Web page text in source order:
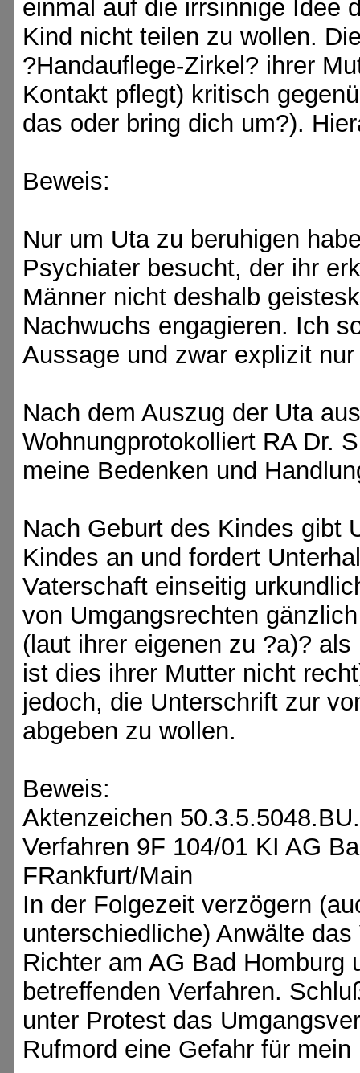
einmal auf die irrsinnige Idee
Kind nicht teilen zu wollen.
?Handauflege-Zirkel? ihrer
Kontakt pflegt) kritisch
das oder bring dich um?).
Beweis:
Nur um Uta zu beruhigen
Psychiater besucht, der ihr
Männer nicht deshalb
Nachwuchs engagieren. Ich
Aussage und zwar explizit nur
Nach dem Auszug der Uta
Wohnungprotokolliert RA Dr.
meine Bedenken und
Nach Geburt des Kindes gibt
Kindes an und fordert
Vaterschaft einseitig
von Umgangsrechten
(laut ihrer eigenen zu ?a)?
ist dies ihrer Mutter nicht
jedoch, die Unterschrift zur
abgeben zu wollen.
Beweis:
Aktenzeichen
Verfahren 9F 104/01 KI AG
FRankfurt/Main
In der Folgezeit verzögern
unterschiedliche) Anwälte
Richter am AG Bad Homburg
betreffenden Verfahren.
unter Protest das
Rufmord eine Gefahr für